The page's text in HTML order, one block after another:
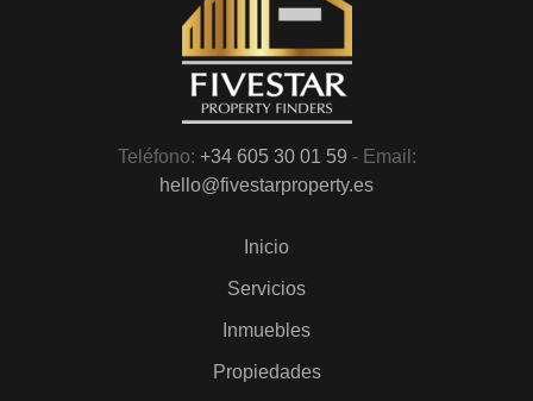
Teléfono: +34 605 30 01 59 - Email:
hello@fivestarproperty.es
Inicio
Servicios
Inmuebles
Propiedades